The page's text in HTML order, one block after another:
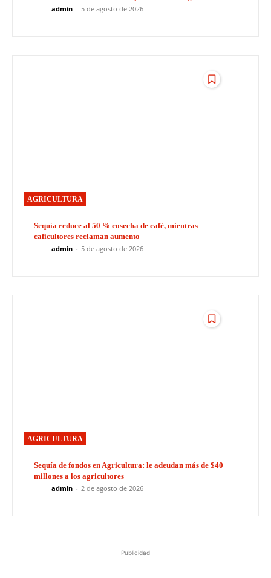
admin - 5 de agosto de 2026
AGRICULTURA
Sequía reduce al 50 % cosecha de café, mientras
caficultores reclaman aumento
admin - 5 de agosto de 2026
AGRICULTURA
Sequía de fondos en Agricultura: le adeudan más de $40
millones a los agricultores
admin - 2 de agosto de 2026
Publicidad